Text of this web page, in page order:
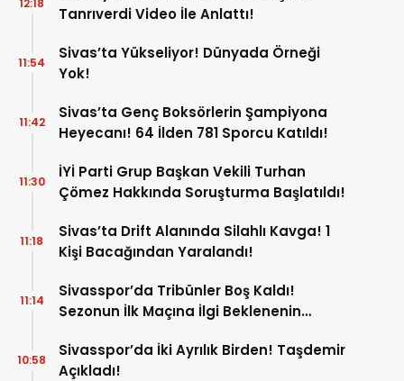
Tanrıverdi Video İle Anlattı!
Sivas’ta Yükseliyor! Dünyada Örneği
Yok!
11:54
Sivas’ta Genç Boksörlerin Şampiyona
Heyecanı! 64 İlden 781 Sporcu Katıldı!
11:42
İYİ Parti Grup Başkan Vekili Turhan
Çömez Hakkında Soruşturma Başlatıldı!
11:30
Sivas’ta Drift Alanında Silahlı Kavga! 1
Kişi Bacağından Yaralandı!
11:18
Sivasspor’da Tribünler Boş Kaldı!
Sezonun İlk Maçına İlgi Beklenenin
11:14
Sivasspor’da İki Ayrılık Birden! Taşdemir
Açıkladı!
10:58